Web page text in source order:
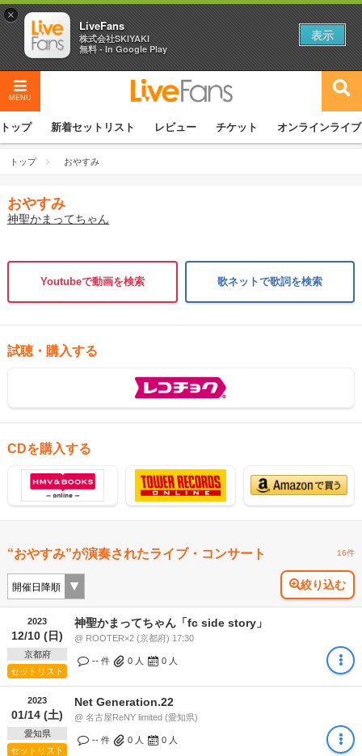
MENU
トップ 新着セットリスト レビュー チケット オンラインライブ
トップ おやすみ
おやすみ
神聖かまってちゃん
Youtubeで動画を検索 歌ネットで歌詞を検索
試聴・購入する
CDを購入する
“おやすみ”が演奏されたライブ・コンサート 16件
絞り込む
2023
12/10 (日)
京都府
セットリスト
神聖かまってちゃん「fc side story」
@ ROOTER×2 (京都府) 17:30
-- 件 0 人 0 人
2023
01/14 (土)
愛知県
セットリスト
Net Generation.22
@ 名古屋ReNY limited (愛知県)
-- 件 0 人 0 人
×
LiveFans
株式会社SKIYAKI
無料 - In Google Play
表示